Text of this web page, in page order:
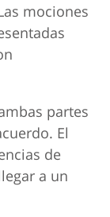
mociones
partes
El
de
a un